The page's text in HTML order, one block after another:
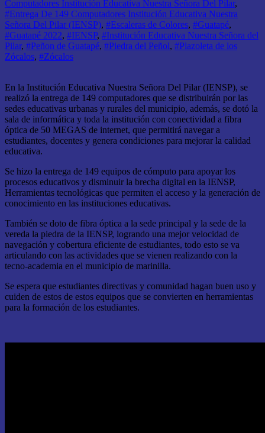
Computadores Institución Educativa Nuestra Señora Del Pilar,
#Entrega De 149 Computadores Institución Educativa Nuestra
Señora Del Pilar (IENSP), #Escaleras de Colores, #Guatapé,
#Guatapé 2022, #IENSP, #Institución Educativa Nuestra Señora del
Pilar, #Peñon de Guatapé, #Piedra del Peñol, #Plazoleta de los
Zócalos, #Zócalos
En la Institución Educativa Nuestra Señora Del Pilar (IENSP), se
realizó la entrega de 149 computadores que se distribuirán por las
sedes educativas urbanas y rurales del municipio, además, se dotó la
sala de informática y toda la institución con conectividad a fibra
óptica de 50 MEGAS de internet, que permitirá navegar a
estudiantes, docentes y genera condiciones para mejorar la calidad
educativa.
Se hizo la entrega de 149 equipos de cómputo para apoyar los
procesos educativos y disminuir la brecha digital en la IENSP,
Herramientas tecnológicas que permiten el acceso y la generación de
conocimiento en las instituciones educativas.
También se doto de fibra óptica a la sede principal y la sede de la
vereda la piedra de la IENSP, logrando una mejor velocidad de
navegación y cobertura eficiente de estudiantes, todo esto se va
articulando con las actividades que se vienen realizando con la
tecno-academia en el municipio de marinilla.
Se espera que estudiantes directivas y comunidad hagan buen uso y
cuiden de estos de estos equipos que se convierten en herramientas
para la formación de los estudiantes.